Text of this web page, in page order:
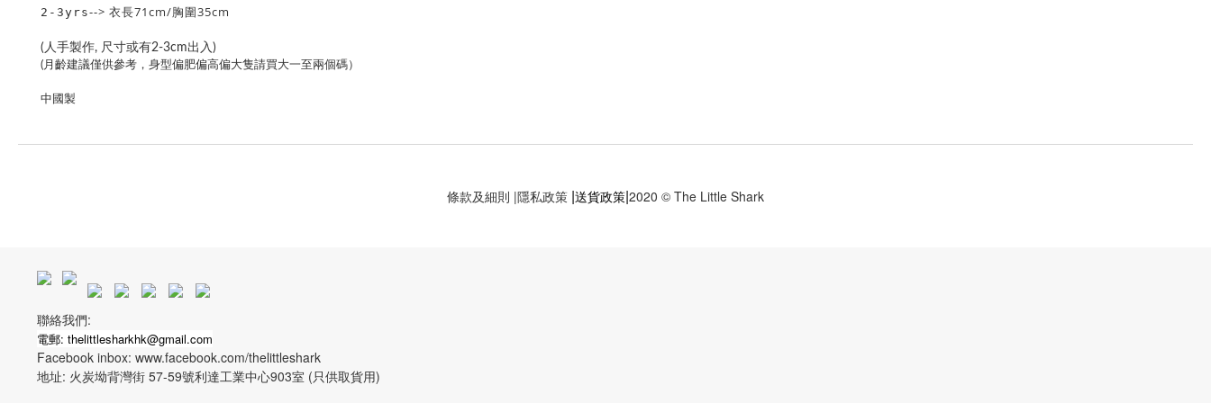
2-3yrs--> 衣長71cm/胸圍35cm
(人手製作, 尺寸或有2-3cm出入)
(月齡建議僅供參考，身型偏肥偏高偏大隻請買大一至兩個碼）
中國製
條款及細則 |隱私政策 |送貨政策|2020 © The Little Shark
聯絡我們:
電郵: thelittlesharkhk@gmail.com
Facebook inbox: www.facebook.com/thelittleshark
地址: 火炭坳背灣街 57-59號利達工業中心903室 (只供取貨用)